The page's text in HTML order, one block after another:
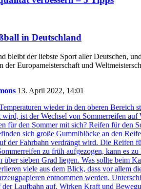
in Deutschland
bleibt der liebste Sport aller Deutschen,
der Europameisterschaft und
13. April 2022, 14:01